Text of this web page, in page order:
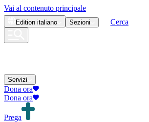
Vai al contenuto principale
Edition italiano Sezioni Cerca
Servizi
Dona ora
Dona ora
Prega